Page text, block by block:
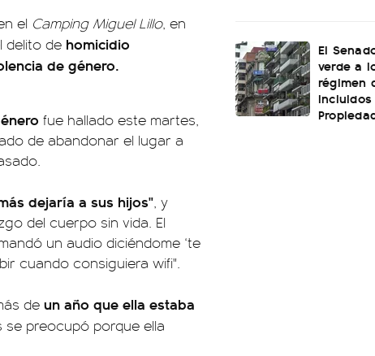
el Camping Miguel Lillo, en
delito de homicidio
de género.
fue hallado este martes,
de abandonar el lugar a
dejaría a sus hijos", y
del cuerpo sin vida. El
un audio diciéndome ‘te
cuando consiguiera wifi".
de un año que ella estaba
preocupó porque ella
El
verde a
régimen